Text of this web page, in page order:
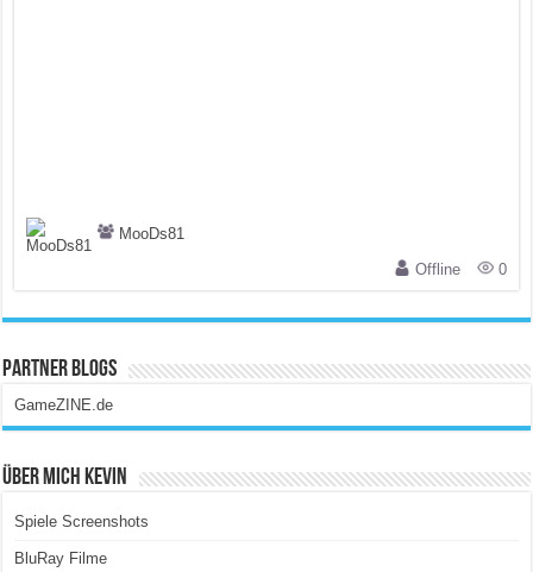
MooDs81
Offline
0
Partner Blogs
GameZINE.de
Über Mich Kevin
Spiele Screenshots
BluRay Filme